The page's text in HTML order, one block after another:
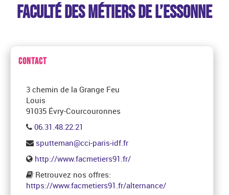
navigation
FACULTÉ DES MÉTIERS DE L’ESSONNE
CONTACT
3 chemin de la Grange Feu
Louis
91035 Évry-Courcouronnes
06.31.48.22.21
sputteman@cci-paris-idf.fr
http://www.facmetiers91.fr/
Retrouvez nos offres:
https://www.facmetiers91.fr/alternance/